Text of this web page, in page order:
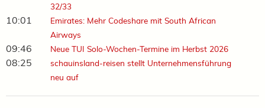
32/33
10:01
Emirates: Mehr Codeshare mit South African
Airways
09:46 Neue TUI Solo-Wochen-Termine im Herbst 2026
08:25
schauinsland-reisen stellt Unternehmensführung
neu auf